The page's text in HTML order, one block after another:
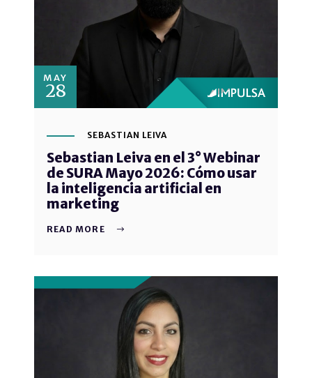
MAY
28
SEBASTIAN LEIVA
Sebastian Leiva en el 3° Webinar
de SURA Mayo 2026: Cómo usar
la inteligencia artificial en
marketing
READ MORE